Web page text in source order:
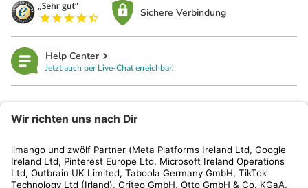
Sichere Verbindung
Help Center
Jetzt auch per Live-Chat erreichbar!
Kundenservice